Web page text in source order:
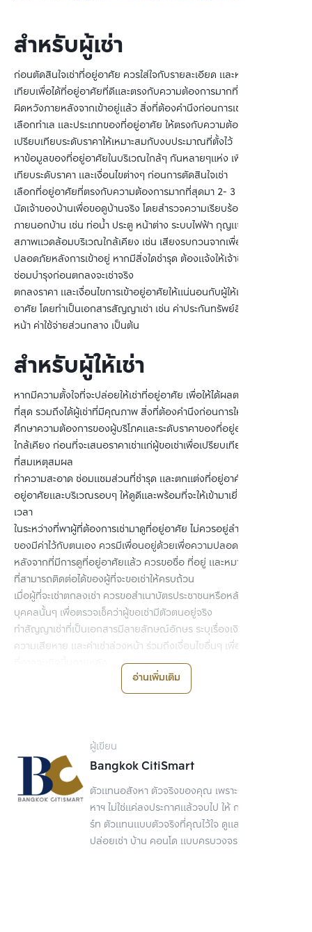
สำหรับผู้เช่า
ก่อนตัดสินใจเช่าที่อยู่อาศัย ควรใส่ใจกับรายละเอียด และหาข้อมูลเปรียบ
เทียบเพื่อได้ที่อยู่อาศัยที่ดีและตรงกับความต้องการมากที่สุด เพื่อไม่ให้
ผิดหวังภายหลังจากเข้าอยู่แล้ว สิ่งที่ต้องคำนึงก่อนการเช่ามีดังนี้
เลือกทำเล และประเภทของที่อยู่อาศัย ให้ตรงกับความต้องการ โดย
เปรียบเทียบระดับราคาให้เหมาะสมกับงบประมาณที่ตั้งไว้
หาข้อมูลของที่อยู่อาศัยในบริเวณใกล้ๆ กันหลายๆแห่ง เพื่อนำมาเปรียบ
เทียบระดับราคา และเงื่อนไขต่างๆ ก่อนการตัดสินใจเช่า
เลือกที่อยู่อาศัยที่ตรงกับความต้องการมากที่สุดมา 2- 3 แห่ง จากนั้น
นัดเจ้าของบ้านเพื่อขอดูบ้านจริง โดยสำรวจความเรียบร้อยทั้งภายในและ
ภายนอกบ้าน เช่น ท่อน้ำ ประตู หน้าต่าง ระบบไฟฟ้า กุญแจบ้าน รวมถึง
สภาพแวดล้อมบริเวณใกล้เคียง เช่น เสียงรบกวนจากเพื่อนบ้าน ความ
ปลอดภัยหลังการเข้าอยู่ หากมีสิ่งใดชำรุด ต้องแจ้งให้เจ้าของทราบและ
ซ่อมบำรุงก่อนตกลงจะเช่าจริง
ตกลงราคา และเงื่อนไขการเข้าอยู่อาศัยให้แน่นอนกับผู้ให้เช่าก่อนเข้าอยู่
อาศัย โดยทำเป็นเอกสารสัญญาเช่า เช่น ค่าประกันทรัพย์สิน ค่าเช่าล่วง
หน้า ค่าใช้จ่ายส่วนกลาง เป็นต้น
สำหรับผู้ให้เช่า
หากมีความตั้งใจที่จะปล่อยให้เช่าที่อยู่อาศัย เพื่อให้ได้ผลตอบแทนที่ดี
ที่สุด รวมถึงได้ผู้เช่าที่มีคุณภาพ สิ่งที่ต้องคำนึงก่อนการให้เช่ามีดังนี้
ศึกษาความต้องการของผู้บริโภคและระดับราคาของที่อยู่อาศัยบริเวณที่
ใกล้เคียง ก่อนที่จะเสนอราคาเช่าแก่ผู้ขอเช่าเพื่อเปรียบเทียบและตั้งราคา
ที่สมเหตุสมผล
ทำความสะอาด ซ่อมแซมส่วนที่ชำรุด และตกแต่งที่อยู่อาศัย ทั้งภายในที่
อยู่อาศัยและบริเวณรอบๆ ให้ดูดีและพร้อมที่จะให้เข้ามาเยี่ยมชมได้ตลอด
เวลา
ในระหว่างที่พาผู้ที่ต้องการเช่ามาดูที่อยู่อาศัย ไม่ควรอยู่ลำพังหรือเก็บ
ของมีค่าไว้กับตนเอง ควรมีเพื่อนอยู่ด้วยเพื่อความปลอดภัย
หลังจากที่มีการดูที่อยู่อาศัยแล้ว ควรขอชื่อ ที่อยู่ และหมายเลขโทรศัพท์
ที่สามารถติดต่อได้ของผู้ที่จะขอเช่าให้ครบถ้วน
เมื่อผู้ที่จะเช่าตกลงเช่า ควรขอสำเนาบัตรประชาชนหรือหลักฐานแสดงตัว
บุคคลนั้นๆ เพื่อตรวจเช็คว่าผู้ขอเช่ามีตัวตนอยู่จริง
ทำสัญญาเช่าที่เป็นเอกสารมีลายลักษณ์อักษร ระบุเรื่องเงินประกันค่า
ความเสียหาย และค่าเช่าล่วงหน้า ร่วมถึงเงื่อนไขอื่นๆ เพื่อป้องกันปัญหา
ไม่ว่าจะเช่าหรือปล่อยเช่า สิ่งที่ควรคำนึงมากที่สุดคือหลักฐานในการเช่า
ชอบทั้งสองฝ่ายด้วย
อ่านเพิ่มเติม
ผู้เขียน
Bangkok CitiSmart
ตัวแทนอสังหา ตัวจริงของคุณ เพราะการขายอสัง
หาฯ ไม่ใช่แค่ลงประกาศแล้วจบไป ให้ กรุงเทพ ซิตี้สมา
ร์ท ตัวแทนแบบตัวจริงที่คุณไว้ใจ ดูแลเรื่องขาย
ปล่อยเช่า บ้าน คอนโด แบบครบวงจร